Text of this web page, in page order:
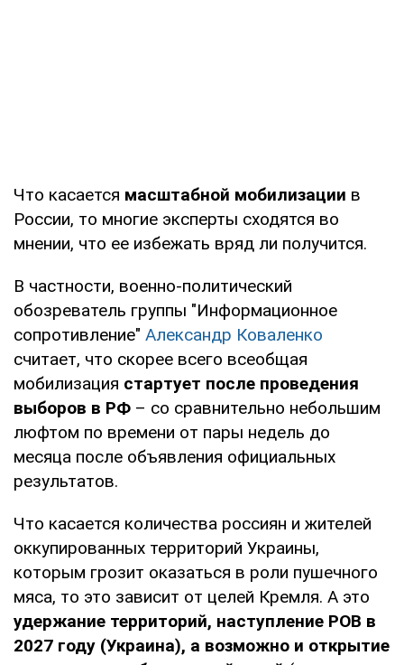
Что касается масштабной мобилизации в
России, то многие эксперты сходятся во
мнении, что ее избежать вряд ли получится.
В частности, военно-политический
обозреватель группы "Информационное
сопротивление" Александр Коваленко
считает, что скорее всего всеобщая
мобилизация стартует после проведения
выборов в РФ – со сравнительно небольшим
люфтом по времени от пары недель до
месяца после объявления официальных
результатов.
Что касается количества россиян и жителей
оккупированных территорий Украины,
которым грозит оказаться в роли пушечного
мяса, то это зависит от целей Кремля. А это
удержание территорий, наступление РОВ в
2027 году (Украина), а возможно и открытие